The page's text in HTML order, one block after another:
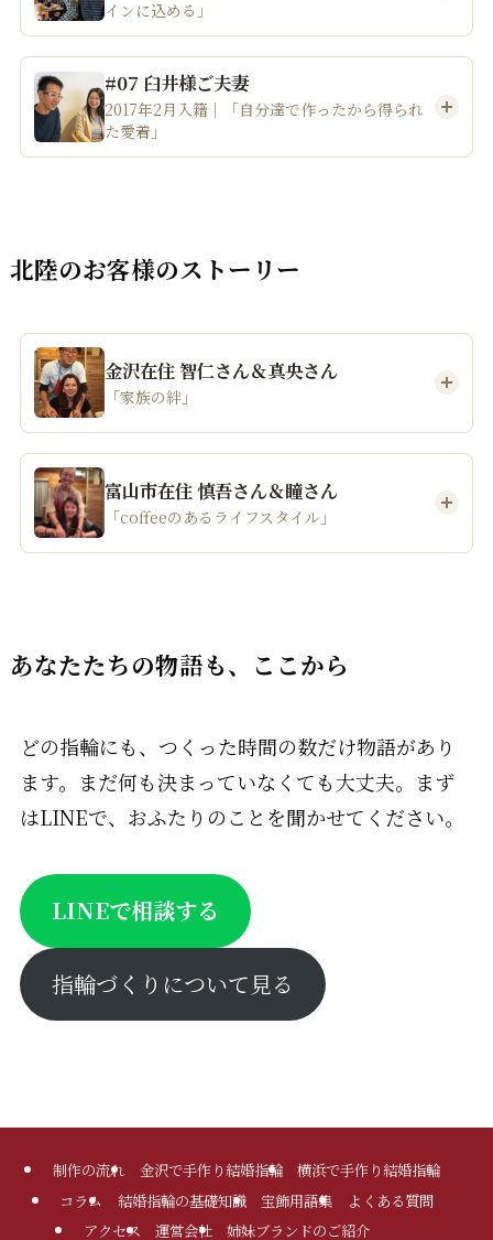
インに込める」
#07 臼井様ご夫妻
2017年2月入籍｜「自分達で作ったから得られ
た愛着」
北陸のお客様のストーリー
金沢在住 智仁さん＆真央さん
「家族の絆」
富山市在住 慎吾さん＆瞳さん
「coffeeのあるライフスタイル」
あなたたちの物語も、ここから
どの指輪にも、つくった時間の数だけ物語があり
ます。まだ何も決まっていなくても大丈夫。まず
はLINEで、おふたりのことを聞かせてください。
LINEで相談する
指輪づくりについて見る
制作の流れ 金沢で手作り結婚指輪
横浜で手作り結婚指輪
コラム
結婚指輪の基礎知識 宝飾用語集
よくある質問
アクセス
運営会社 姉妹ブランドのご紹介